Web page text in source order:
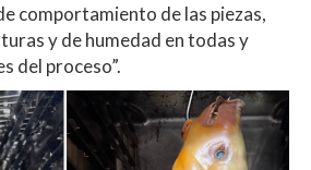
comportamiento de las piezas,
y de humedad en todas y
del proceso”.